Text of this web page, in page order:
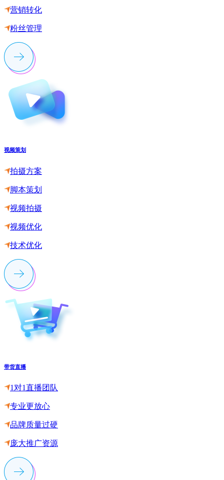
营销转化
粉丝管理
视频策划
拍摄方案
脚本策划
视频拍摄
视频优化
技术优化
带货直播
1对1直播团队
专业更放心
品牌质量过硬
庞大推广资源